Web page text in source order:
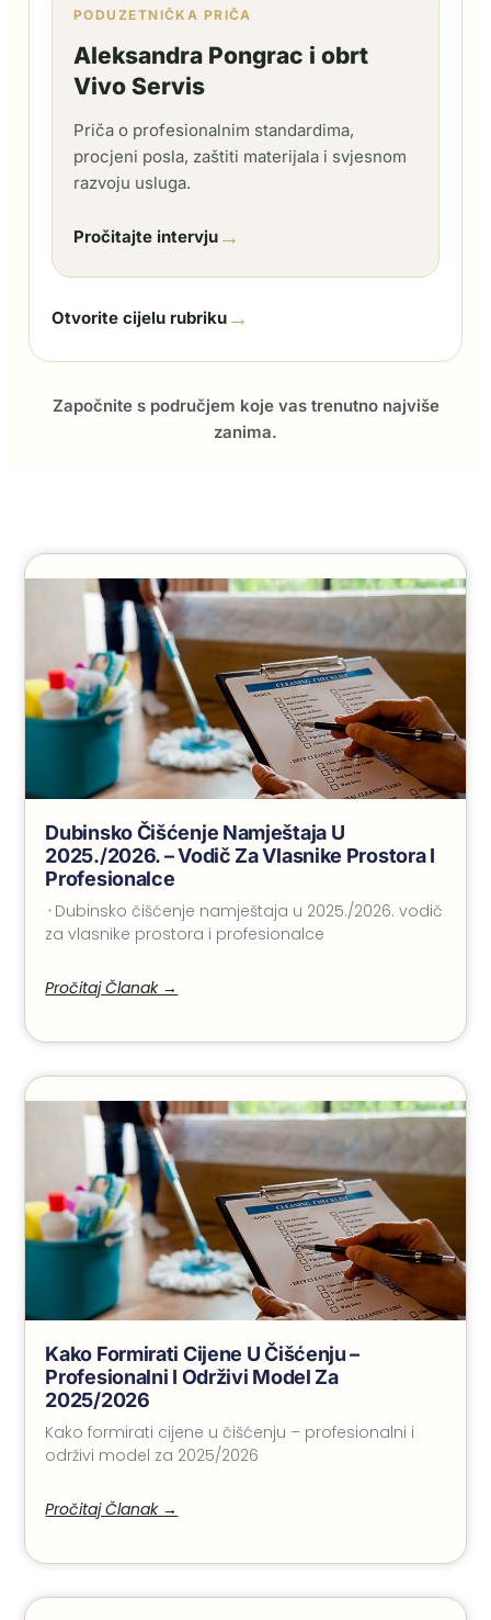
PODUZETNIČKA PRIČA
Aleksandra Pongrac i obrt
Vivo Servis
Priča o profesionalnim standardima,
procjeni posla, zaštiti materijala i svjesnom
razvoju usluga.
Pročitajte intervju →
Otvorite cijelu rubriku →
Započnite s područjem koje vas trenutno najviše
zanima.
Dubinsko Čišćenje Namještaja U
2025./2026. – Vodič Za Vlasnike Prostora I
Profesionalce
᠂ Dubinsko čišćenje namještaja u 2025./2026. vodič
za vlasnike prostora i profesionalce
Pročitaj Članak →
Kako Formirati Cijene U Čišćenju –
Profesionalni I Održivi Model Za
2025/2026
Kako formirati cijene u čišćenju – profesionalni i
održivi model za 2025/2026
Pročitaj Članak →